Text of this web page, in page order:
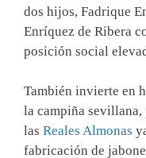
dos hijos, Fadrique
Enríquez de Ribera
posición social
También invierte en
la campiña
las Reales Almonas
fabricación de